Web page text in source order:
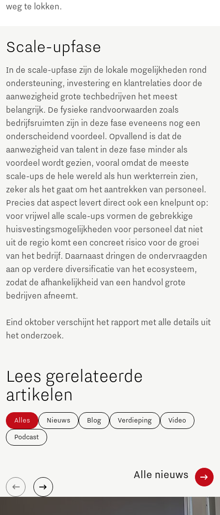
weg te lokken.
Scale-upfase
In de scale-upfase zijn de lokale mogelijkheden rond
ondersteuning, investering en klantrelaties door de
aanwezigheid grote techbedrijven het meest
belangrijk. De fysieke randvoorwaarden zoals
bedrijfsruimten zijn in deze fase eveneens nog een
onderscheidend voordeel. Opvallend is dat de
aanwezigheid van talent in deze fase minder als
voordeel wordt gezien, vooral omdat de meeste
scale-ups de hele wereld als hun werkterrein zien,
zeker als het gaat om het aantrekken van personeel.
Precies dat aspect levert direct ook een knelpunt op:
voor vrijwel alle scale-ups vormen de gebrekkige
huisvestingsmogelijkheden voor personeel dat niet
uit de regio komt een concreet risico voor de groei
van het bedrijf. Daarnaast dringen de ondervraagden
aan op verdere diversificatie van het ecosysteem,
zodat de afhankelijkheid van een handvol grote
bedrijven afneemt.
Eind oktober verschijnt het rapport met alle details uit
het onderzoek.
Lees gerelateerde
artikelen
Alles Nieuws Blog Verdieping Video
Podcast
Alle nieuws